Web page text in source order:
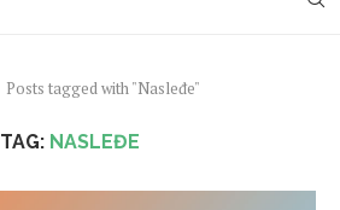
Posts tagged with "Nasleđe"
TAG: NASLEĐE